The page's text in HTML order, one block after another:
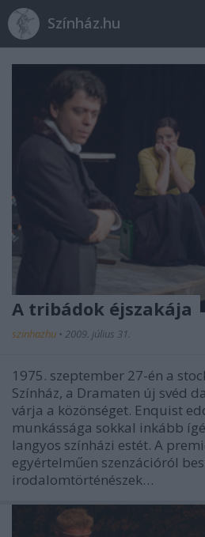
Színház.hu
A tribádok éjszakája
szinhazhu • 2009. július 31.
1975. szeptember 27-én a
Színház, a Dramaten új svéd
várja a közönséget. Enquist
munkássága sokkal inkább
langyos színházi estét. A
egyértelműen szenzációról
irodalomtörténészek…